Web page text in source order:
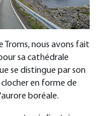
Troms, nous avons fait
sa cathédrale
se distingue par son
en forme de
boréale.